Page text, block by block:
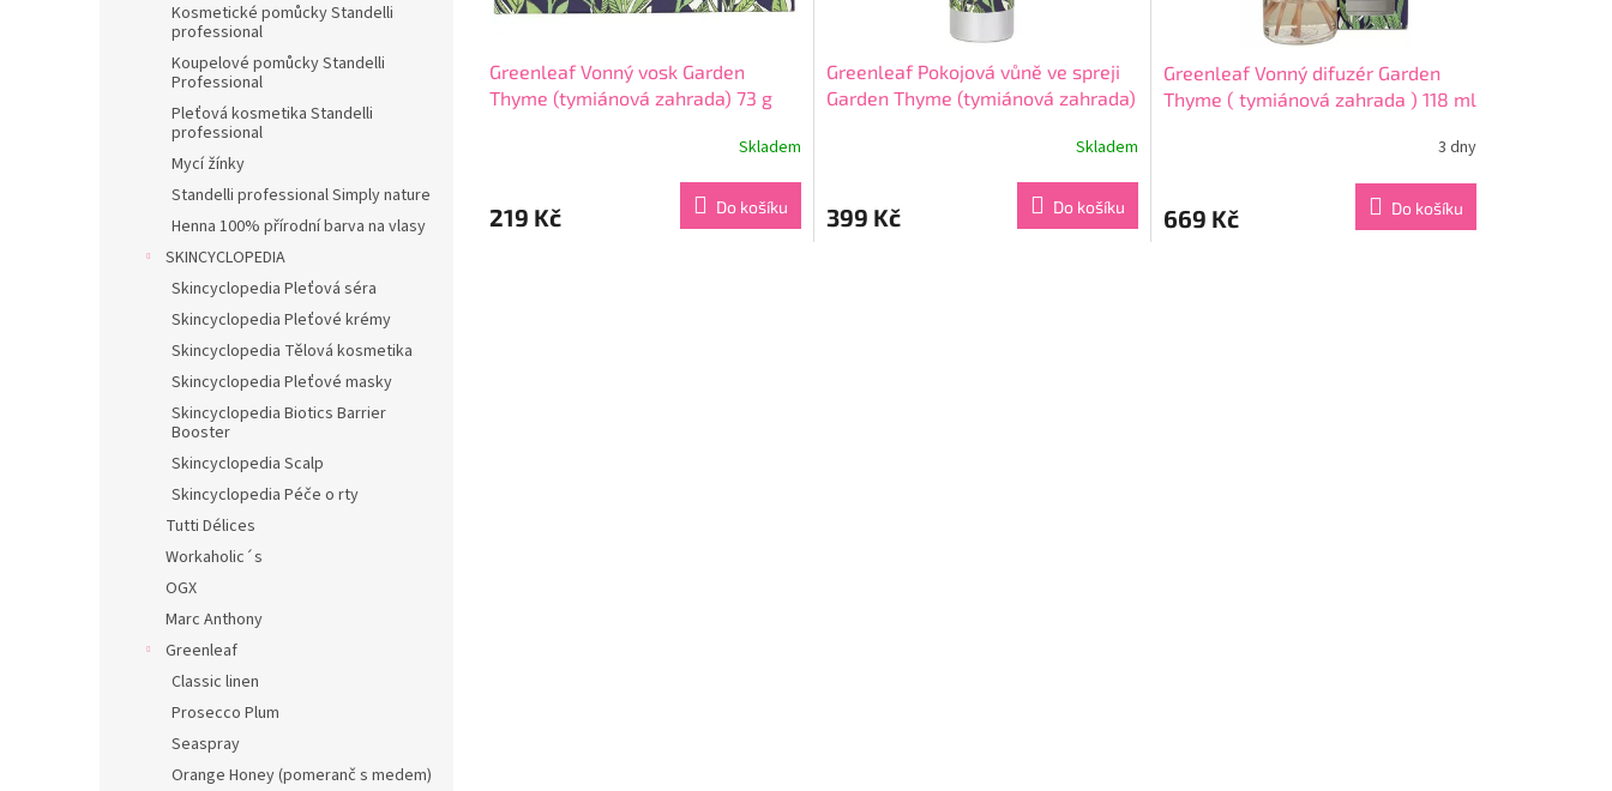
Kosmetické pomůcky Standelli
professional
Koupelové pomůcky Standelli
Professional
Pleťová kosmetika Standelli
professional
Mycí žínky
Standelli professional Simply nature
Henna 100% přírodní barva na vlasy
SKINCYCLOPEDIA
Skincyclopedia Pleťová séra
Skincyclopedia Pleťové krémy
Skincyclopedia Tělová kosmetika
Skincyclopedia Pleťové masky
Skincyclopedia Biotics Barrier
Booster
Skincyclopedia Scalp
Skincyclopedia Péče o rty
Tutti Délices
Workaholic´s
OGX
Marc Anthony
Greenleaf
Classic linen
Prosecco Plum
Seaspray
Orange Honey (pomeranč s medem)
Greenleaf Vonný vosk Garden
Thyme (tymiánová zahrada) 73 g
je
Skladem
219 Kč Do košíku
Greenleaf Pokojová vůně ve spreji
Garden Thyme (tymiánová zahrada)
je
Skladem
399 Kč Do košíku
Greenleaf Vonný difuzér Garden
Thyme ( tymiánová zahrada ) 118 ml
je
3 dny
669 Kč Do košíku